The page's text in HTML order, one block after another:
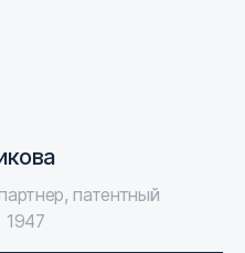
патентный